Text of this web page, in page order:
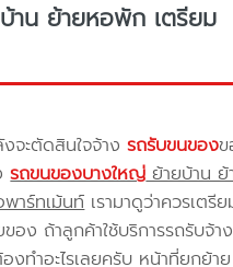
าน ย้ายหอพัก เตรียม
จะตัดสินใจจ้างรถรับขนของข
รถขนของบางใหญ่ย้ายบ้าน
าร์ทเม้นท์เรามาดูว่าควรเตรี
อง ถ้าลูกค้าใช้บริการรถรับจ้า
งทำอะไรเลยครับ หน้าที่ยกย้า